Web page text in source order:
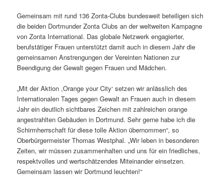
Gemeinsam mit rund 136 Zonta-Clubs bundesweit beteiligen sich
die beiden Dortmunder Zonta Clubs an der weltweiten Kampagne
von Zonta International. Das globale Netzwerk engagierter,
berufstätiger Frauen unterstützt damit auch in diesem Jahr die
gemeinsamen Anstrengungen der Vereinten Nationen zur
Beendigung der Gewalt gegen Frauen und Mädchen.
„Mit der Aktion ,Orange your City‘ setzen wir anlässlich des
Internationalen Tages gegen Gewalt an Frauen auch in diesem
Jahr ein deutlich sichtbares Zeichen mit zahlreichen orange
angestrahlten Gebäuden in Dortmund. Sehr gerne habe ich die
Schirmherrschaft für diese tolle Aktion übernommen“, so
Oberbürgermeister Thomas Westphal. „Wir leben in besonderen
Zeiten, wir müssen zusammenhalten und uns für ein friedliches,
respektvolles und wertschätzendes Miteinander einsetzen.
Gemeinsam lassen wir Dortmund leuchten!“